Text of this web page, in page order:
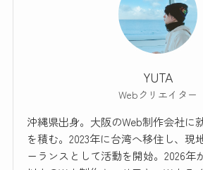
YUTA
Webクリエイター
沖縄県出身。大阪のWeb制作会社に
を積む。2023年に台湾へ移住し、現
ーランスとして活動を開始。2026年